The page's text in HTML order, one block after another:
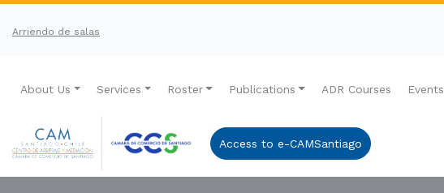
Arriendo de salas
About Us Services Roster Publications ADR Courses Events
Access to e-CAMSantiago